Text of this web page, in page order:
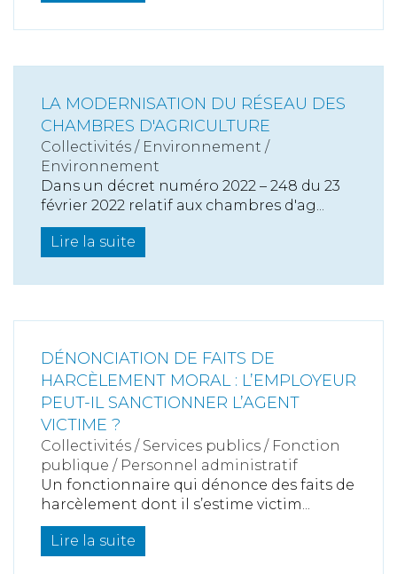
LA MODERNISATION DU RÉSEAU DES
CHAMBRES D'AGRICULTURE
Collectivités / Environnement /
Environnement
Dans un décret numéro 2022 – 248 du 23
février 2022 relatif aux chambres d'ag...
Lire la suite
DÉNONCIATION DE FAITS DE
HARCÈLEMENT MORAL : L’EMPLOYEUR
PEUT-IL SANCTIONNER L’AGENT
VICTIME ?
Collectivités / Services publics / Fonction
publique / Personnel administratif
Un fonctionnaire qui dénonce des faits de
harcèlement dont il s’estime victim...
Lire la suite